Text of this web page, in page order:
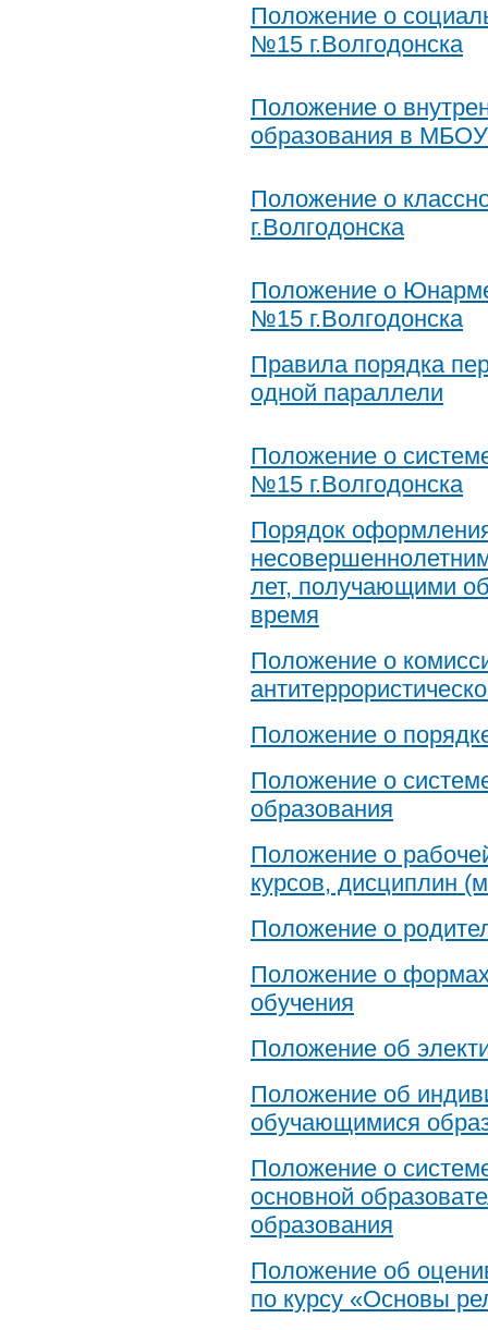
Положение о
№15 г.Волгодонска
Положение о
образования в
Положение о
г.Волгодонска
Положение о
№15 г.Волгодонска
Правила порядка
одной параллели
Положение о
№15 г.Волгодонска
Порядок
лет, получающими
время
Положение о
Положение о
Положение о
образования
Положение о
курсов, дисциплин
Положение о
Положение о
обучения
Положение об
Положение об
обучающимися
Положение о
основной
образования
Положение об
по курсу «Основы